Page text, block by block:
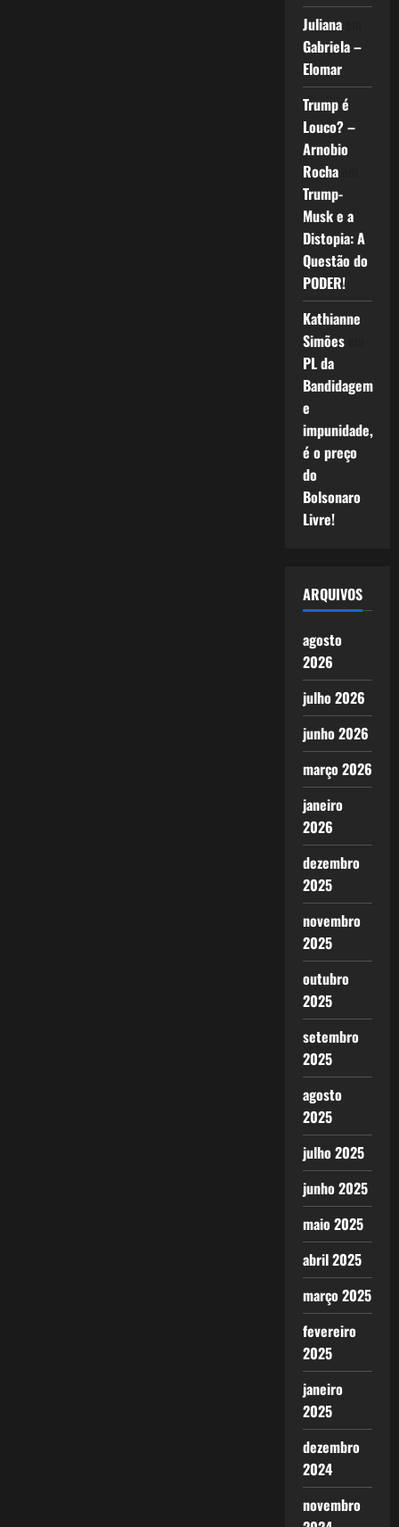
Julianaem
Gabriela –
Elomar
Trump é
Louco? –
Arnobio
Rochaem
Trump-
Musk e a
Distopia: A
Questão do
PODER!
Kathianne
Simõesem
PL da
Bandidagem
e
impunidade,
é o preço
do
Bolsonaro
Livre!
ARQUIVOS
agosto
2026
julho 2026
junho 2026
março 2026
janeiro
2026
dezembro
2025
novembro
2025
outubro
2025
setembro
2025
agosto
2025
julho 2025
junho 2025
maio 2025
abril 2025
março 2025
fevereiro
2025
janeiro
2025
dezembro
2024
novembro